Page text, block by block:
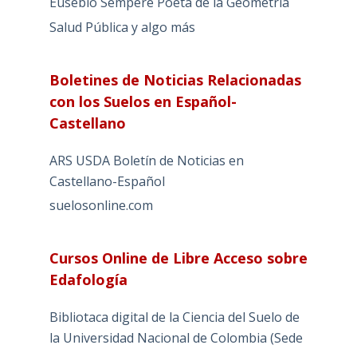
Salud Pública y algo más
Boletines de Noticias Relacionadas
con los Suelos en Español-
Castellano
ARS USDA Boletín de Noticias en
Castellano-Español
suelosonline.com
Cursos Online de Libre Acceso sobre
Edafología
Bibliotaca digital de la Ciencia del Suelo de
la Universidad Nacional de Colombia (Sede